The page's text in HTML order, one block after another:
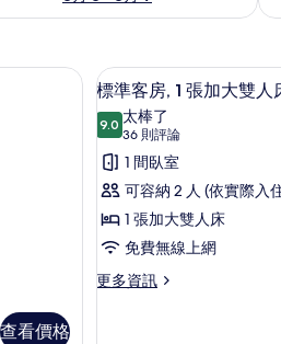
床和 1 張沙發床 | 客房內保險箱、書桌、筆
查看價格
顯
示
標
準
客
房,
1
張
8
標準客房, 1 張加大雙人
9.09.0 分，滿分 10 分
太棒了
36 則評論
(36
則
評
論)
1 間臥室
可容納 2 人 (依實際入
1 張加大雙人床
免費無線上網
更多資訊
更